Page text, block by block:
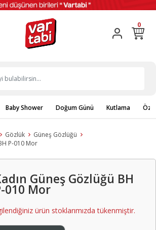
0
Baby Shower Doğum Günü Kutlama
Gözlük
Güneş Gözlüğü
P-010 Mor
Güneş Gözlüğü BH
010 Mor
ürün stoklarımızda tükenmiştir.